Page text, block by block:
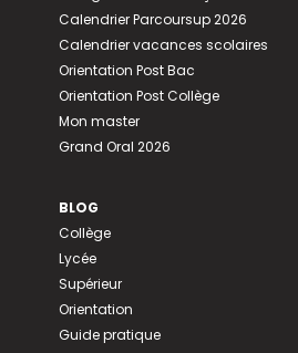
Calendrier Parcoursup 2026
Calendrier vacances scolaires
Orientation Post Bac
Orientation Post Collège
Mon master
Grand Oral 2026
BLOG
Collège
Lycée
Supérieur
Orientation
Guide pratique